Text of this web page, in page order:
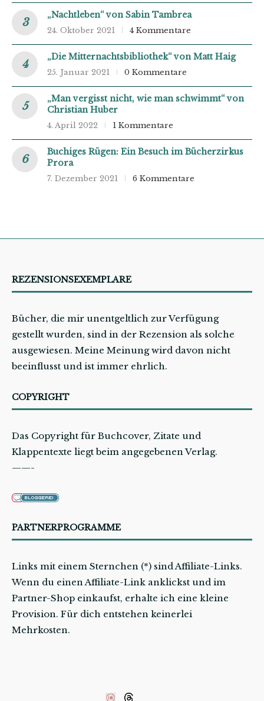
„Nachtleben“ von Sabin Tambrea
24. Oktober 2021 4 Kommentare
„Die Mitternachtsbibliothek“ von Matt Haig
25. Januar 2021 0 Kommentare
„Man vergisst nicht, wie man schwimmt“ von
Christian Huber
4. April 2022 1 Kommentare
Buchiges Rügen: Ein Besuch im Bücherzirkus
Prora
7. Dezember 2021 6 Kommentare
REZENSIONSEXEMPLARE
Bücher, die mir unentgeltlich zur Verfügung
gestellt wurden, sind in der Rezension als solche
ausgewiesen. Meine Meinung wird davon nicht
beeinflusst und ist immer ehrlich.
COPYRIGHT
Das Copyright für Buchcover, Zitate und
Klappentexte liegt beim angegebenen Verlag.
——-
PARTNERPROGRAMME
Links mit einem Sternchen (*) sind Affiliate-Links.
Wenn du einen Affiliate-Link anklickst und im
Partner-Shop einkaufst, erhalte ich eine kleine
Provision. Für dich entstehen keinerlei
Mehrkosten.